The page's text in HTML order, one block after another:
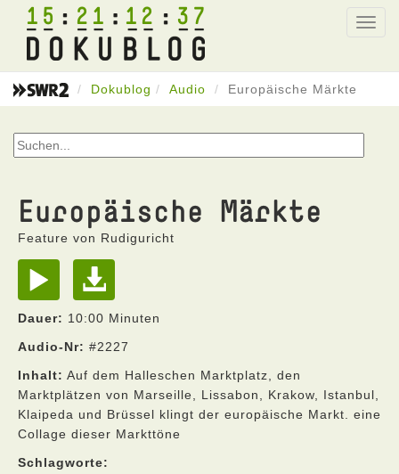
15 21 12 37
Dokublog Audio Europäische Märkte
Europäische Märkte
Feature von Rudiguricht
Dauer: 10:00 Minuten
Audio-Nr: #2227
Inhalt: Auf dem Halleschen Marktplatz, den
Marktplätzen von Marseille, Lissabon, Krakow, Istanbul,
Klaipeda und Brüssel klingt der europäische Markt. eine
Collage dieser Markttöne
Schlagworte: